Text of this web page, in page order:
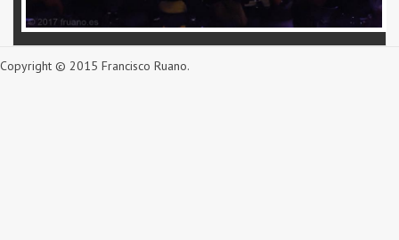
Copyright © 2015 Francisco Ruano.